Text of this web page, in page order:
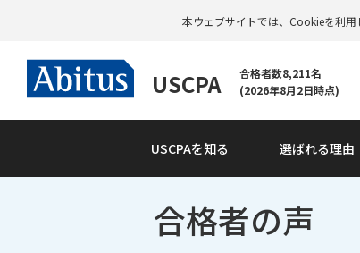
本ウェブサイトでは、Cookieを利用
USCPA
合格者数8,211名
(2026年8月2日時点)
USCPAを知る 選ばれる理由
合格者の声